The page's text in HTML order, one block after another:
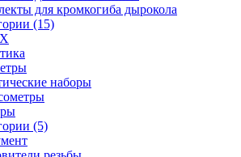
для кромкогиба дырокола
(15)
наборы
(5)